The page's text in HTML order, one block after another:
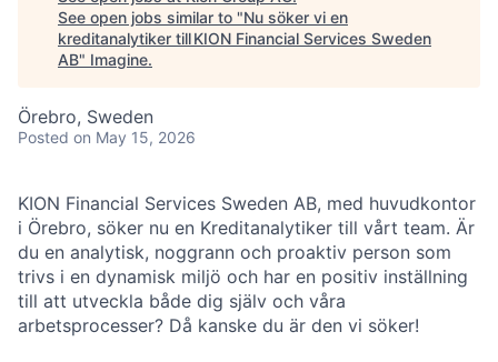
See open jobs similar to "Nu söker vi en
kreditanalytiker till KION Financial Services Sweden
AB" Imagine.
Örebro, Sweden
Posted on May 15, 2026
KION Financial Services Sweden AB, med huvudkontor
i Örebro, söker nu en Kreditanalytiker till vårt team. Är
du en analytisk, noggrann och proaktiv person som
trivs i en dynamisk miljö och har en positiv inställning
till att utveckla både dig själv och våra
arbetsprocesser? Då kanske du är den vi söker!